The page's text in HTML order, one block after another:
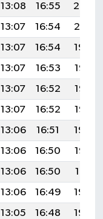
13:08 16:55
20:02
13:07 16:54
20:01
13:07 16:54
19:59
13:07 16:53
19:58
13:07 16:52
19:57
13:07 16:52
19:55
13:06 16:51
19:54
13:06 16:50
19:52
13:06 16:50
19:51
13:06 16:49
19:50
13:05 16:48
19:48